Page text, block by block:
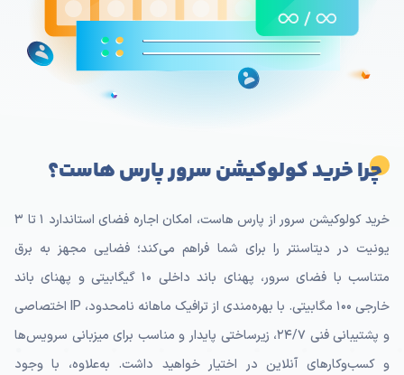
چرا خرید کولوکیشن سرور پارس هاست؟
خرید کولوکیشن سرور از پارس هاست، امکان اجاره فضای استاندارد ۱ تا ۳
یونیت در دیتاسنتر را برای شما فراهم می‌کند؛ فضایی مجهز به برق
متناسب با فضای سرور، پهنای باند داخلی ۱۰ گیگابیتی و پهنای باند
خارجی ۱۰۰ مگابیتی. با بهره‌مندی از ترافیک ماهانه نامحدود، IP اختصاصی
و پشتیبانی فنی ۲۴/۷، زیرساختی پایدار و مناسب برای میزبانی سرویس‌ها
و کسب‌وکارهای آنلاین در اختیار خواهید داشت. به‌علاوه، با وجود